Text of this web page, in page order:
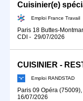
Cuisinier(e)
Emploi France Travail
Paris 18 Buttes-
CDI - 29/07/2026
CUISINIER -
Emploi RANDSTAD
Paris 09 Opéra
16/07/2026